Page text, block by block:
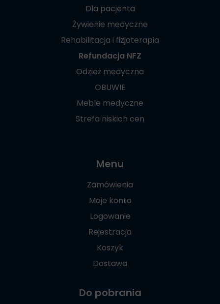
Dla pacjenta
Żywienie medyczne
Rehabilitacja i fizjoterapia
Refundacja NFZ
Odzież medyczna
OBUWIE
Meble medyczne
Strefa niskich cen
Menu
Zamówienia
Moje konto
Logowanie
Rejestracja
Koszyk
Dostawa
Do pobrania